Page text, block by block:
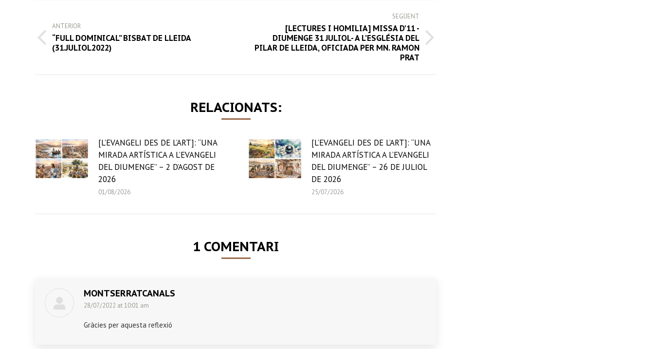
NAVIGATION
ANTERIOR
Previous
post:
“FULL DOMINICAL” BISBAT DE LLEIDA
(31.JULIOL2022)
SEGÜENT
Next
[LECTURES I HOMILIA] MISSA D’11 -
DIUMENGE 31 JULIOL- A L’ESGLÉSIA DEL
PILAR DE LLEIDA, OFICIADA PER MN. RAMON
PRAT
RELACIONATS:
[L’EVANGELI DES DE L’ART]: “UNA
MIRADA ARTÍSTICA A L’EVANGELI
DEL DIUMENGE” – 2 D’AGOST DE
2026
01/08/2026
[L’EVANGELI DES DE L’ART]: “UNA
MIRADA ARTÍSTICA A L’EVANGELI
DEL DIUMENGE” – 26 DE JULIOL
DE 2026
25/07/2026
1 COMENTARI
MONTSERRATCANALS
says:
28/07/2022 at 10:01 am
Gràcies per aquesta reflexió